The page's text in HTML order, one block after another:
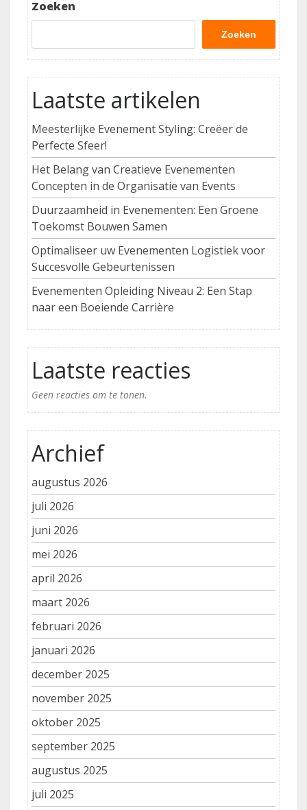
Zoeken
Zoeken
Laatste artikelen
Meesterlijke Evenement Styling: Creëer de
Perfecte Sfeer!
Het Belang van Creatieve Evenementen
Concepten in de Organisatie van Events
Duurzaamheid in Evenementen: Een Groene
Toekomst Bouwen Samen
Optimaliseer uw Evenementen Logistiek voor
Succesvolle Gebeurtenissen
Evenementen Opleiding Niveau 2: Een Stap
naar een Boeiende Carrière
Laatste reacties
Geen reacties om te tonen.
Archief
augustus 2026
juli 2026
juni 2026
mei 2026
april 2026
maart 2026
februari 2026
januari 2026
december 2025
november 2025
oktober 2025
september 2025
augustus 2025
juli 2025